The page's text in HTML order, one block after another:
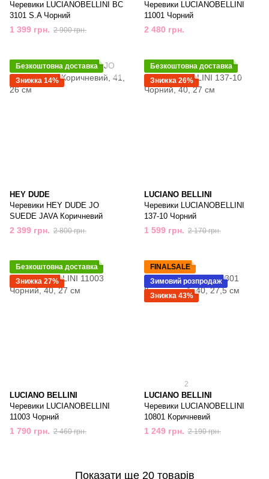
Черевики LUCIANOBELLINI BC
3101 S.A Чорний
1 399 грн. 2 900 грн.
Черевики LUCIANOBELLINI
11001 Чорний
2 480 грн.
Безкоштовна доставка
Знижка 14%
HEY DUDE
Черевики HEY DUDE JO
SUEDE JAVA Коричневий
2 399 грн. 2 800 грн.
Безкоштовна доставка
Знижка 26%
LUCIANO BELLINI
Черевики LUCIANOBELLINI
137-10 Чорний
1 599 грн. 2 170 грн.
Безкоштовна доставка
Знижка 27%
LUCIANO BELLINI
Черевики LUCIANOBELLINI
11003 Чорний
1 790 грн. 2 460 грн.
FINALSALE
Зимовий розпродаж
Знижка 43%
2
LUCIANO BELLINI
Черевики LUCIANOBELLINI
10801 Коричневий
1 249 грн. 2 190 грн.
Показати ще 20 товарів